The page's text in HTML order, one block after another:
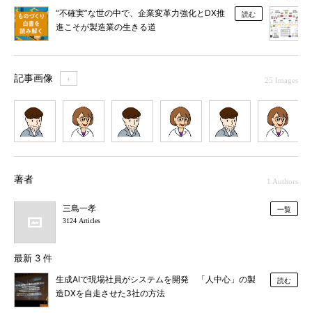
“不確実”な世の中で、企業変革力強化とDX推
進こそが製造業の生きる道
読む
記事画像 ＋ 25 Images
著者 1 Authors
三島一孝
3124 Articles
一覧
最新 3 件
生成AIで現場社員がシステムを開発 「人中心」の製
造DXを自走させた3社の方法
読む